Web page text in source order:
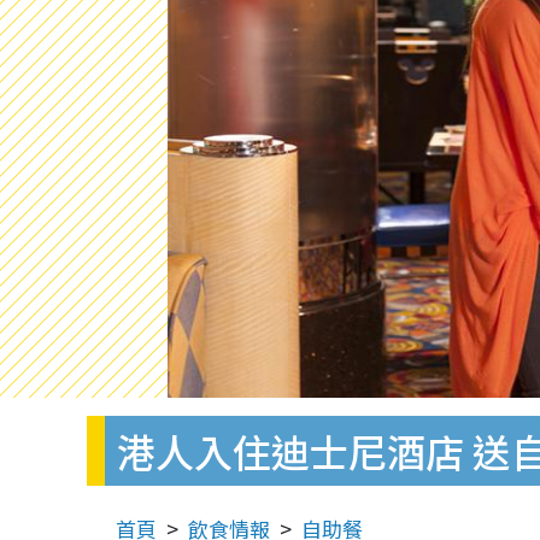
港人入住迪士尼酒店 送
首頁 飲食情報 自助餐